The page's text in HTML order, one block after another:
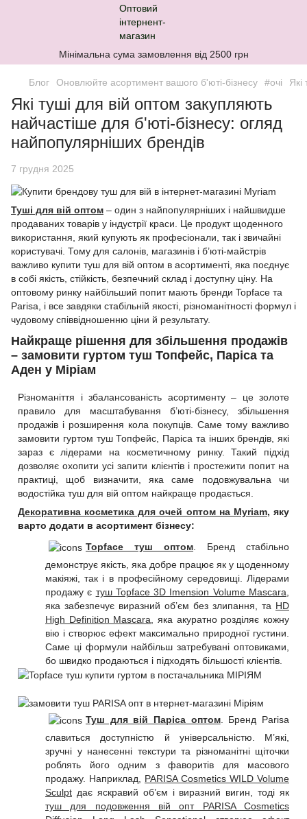
Мінімальна сума замовлення від 2500 грн
Блог Оновлюйте асортимент вашого б'юті-бізнесу #очі Які
Які туші для вій оптом закупляють
найчастіше для б'юті-бізнесу: огляд
найпопулярніших брендів
7 грудня 2025
Туші для вій оптом – один з найпопулярніших і найшвидше
продаваних товарів у індустрії краси. Це продукт щоденного
використання, який купують як професіонали, так і звичайні
користувачі. Тому для салонів, магазинів і б’юті-майстрів
важливо купити туш для вій оптом в асортименті, яка поєднує
в собі якість, стійкість, безпечний склад і доступну ціну. На
оптовому ринку найбільший попит мають бренди Topface та
Parisa, і все завдяки стабільній якості, різноманітності формул і
чудовому співвідношенню ціни й результату.
Найкраще рішення для збільшення продажів
– замовити гуртом туш Топфейс, Паріса та
Аден у Міріам
Різноманіття і збалансованість асортименту – це золоте
правило для масштабування б’юті-бізнесу, збільшення
продажів і розширення кола покупців. Саме тому важливо
замовити гуртом туш Топфейс, Паріса та інших брендів, які
зараз є лідерами на косметичному ринку. Такий підхід
дозволяє охопити усі запити клієнтів і простежити попит на
практиці, щоб визначити, яка саме подовжувальна чи
водостійка туш для вій оптом найкраще продається.
Декоративна косметика для очей оптом на Myriam, яку
варто додати в асортимент бізнесу:
Topface туш оптом . Бренд стабільно
демонструє якість, яка добре працює як у щоденному
макіяжі, так і в професійному середовищі. Лідерами
продажу є туш Topface 3D Imension Volume Mascara
яка забезпечує виразний об’єм без злипання, та HD
High Definition Mascara , яка акуратно розділяє кожну
вію і створює ефект максимально природної густини.
Саме ці формули найбільш затребувані оптовиками,
бо швидко продаються і підходять більшості клієнтів.
Туш для вій Паріса оптом. Бренд Parisa
славиться доступністю й універсальністю. М’які,
зручні у нанесенні текстури та різноманітні щіточки
роблять його одним з фаворитів для масового
продажу. Наприклад, PARISA Cosmetics WILD Volume
Sculpt дає яскравий об’єм і виразний вигин, тоді як
туш для подовження вій опт PARISA Cosmetics